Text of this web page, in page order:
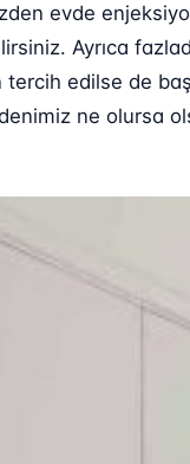
evde
Ayrıca
edilse de
ne olursa